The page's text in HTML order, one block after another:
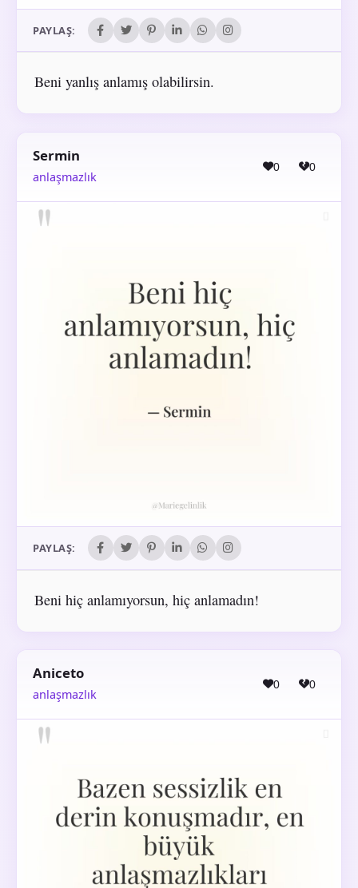
PAYLAŞ:
Beni yanlış anlamış olabilirsin.
Sermin
anlaşmazlık
0 0
PAYLAŞ:
Beni hiç anlamıyorsun, hiç anlamadın!
Aniceto
anlaşmazlık
0 0